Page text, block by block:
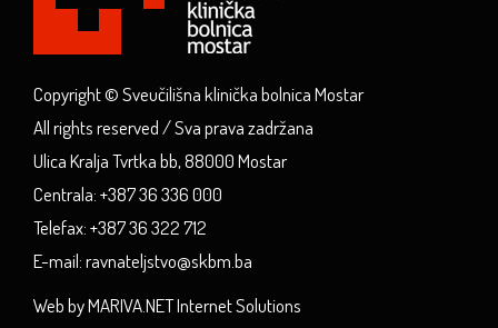
Copyright © Sveučilišna klinička bolnica Mostar
All rights reserved / Sva prava zadržana
Ulica Kralja Tvrtka bb, 88000 Mostar
Centrala: +387 36 336 000
Telefax: +387 36 322 712
E-mail: ravnateljstvo@skbm.ba
Web by MARIVA.NET Internet Solutions